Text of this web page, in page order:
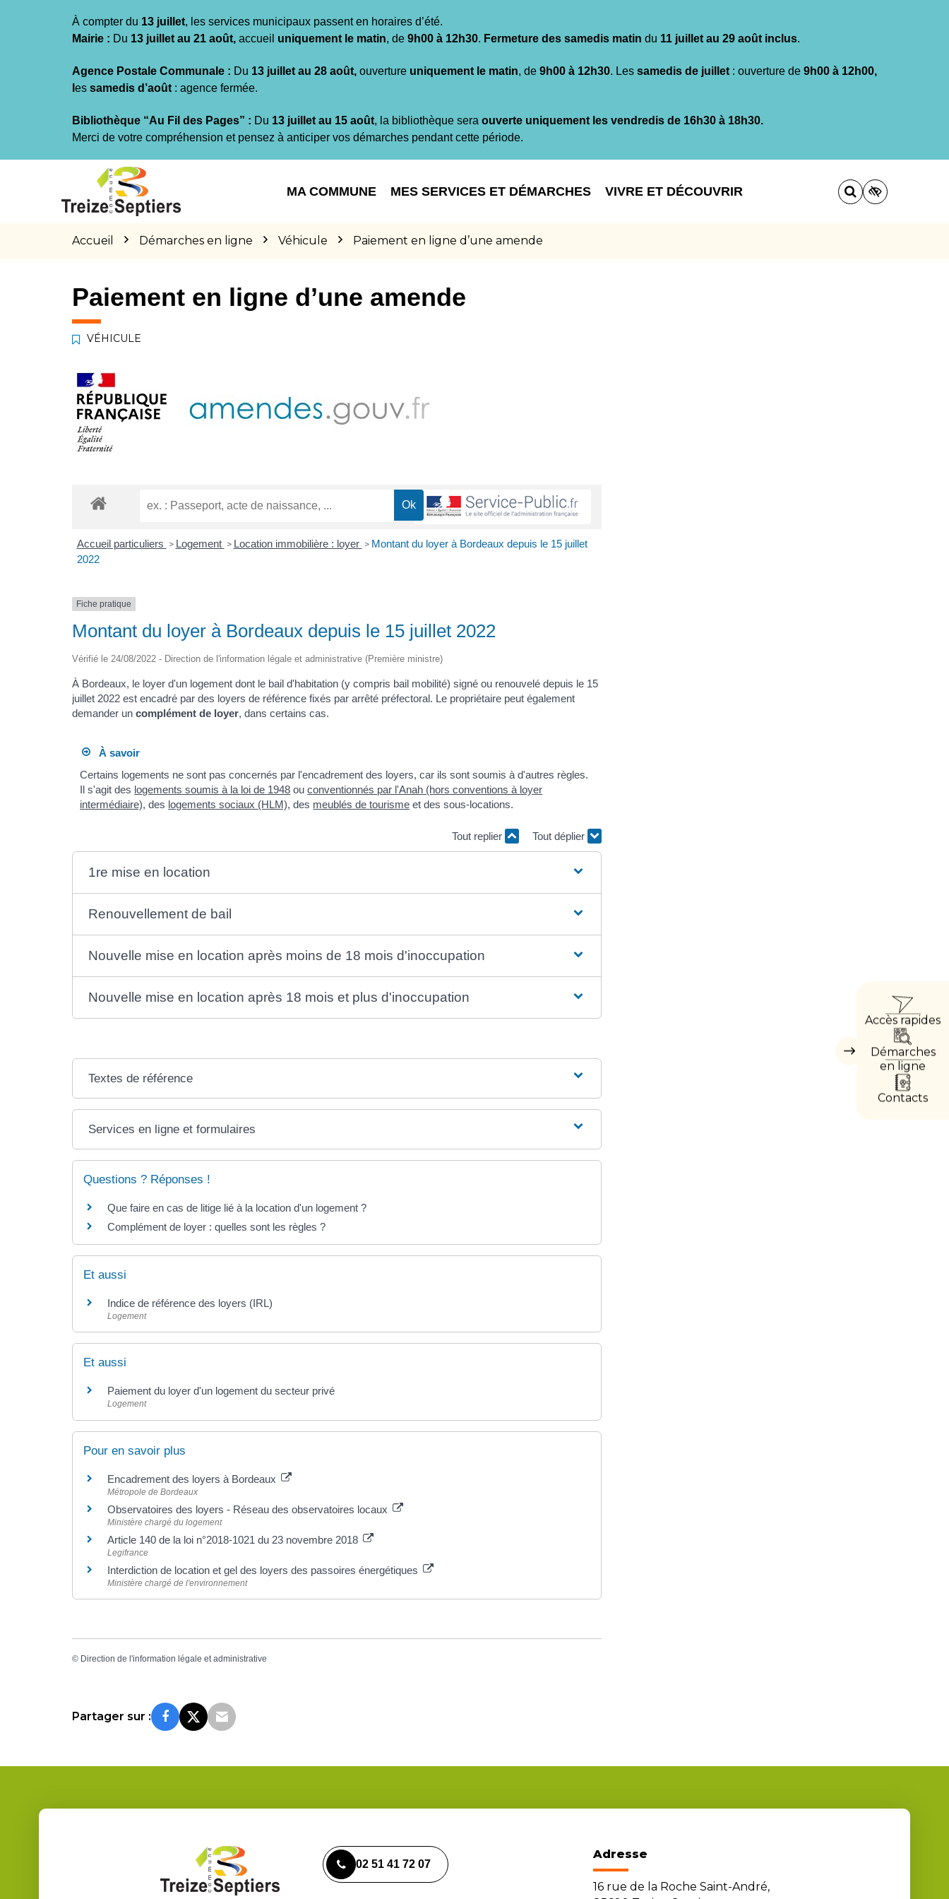
À compter du 13 juillet, les services municipaux passent en horaires d’été.
Mairie : Du 13 juillet au 21 août, accueil uniquement le matin, de 9h00 à 12h30. Fermeture des samedis matin du 11 juillet au 29 août inclus.
Agence Postale Communale : Du 13 juillet au 28 août, ouverture uniquement le matin, de 9h00 à 12h30. Les samedis de juillet : ouverture de 9h00 à 12h00,
es samedis d’août : agence fermée.
Bibliothèque “Au Fil des Pages” : Du 13 juillet au 15 août, la bibliothèque sera ouverte uniquement les vendredis de 16h30 à 18h30.
Merci de votre compréhension et pensez à anticiper vos démarches pendant cette période.
MA COMMUNE MES SERVICES ET DÉMARCHES VIVRE ET DÉCOUVRIR
Accueil Démarches en ligne Véhicule Paiement en ligne d’une amende
Masquer
Accès rapides
Démarches
en ligne
Contacts
Paiement en ligne d’une amende
VÉHICULE
Accueil particuliers > Logement > Location immobilière : loyer > Montant du loyer à Bordeaux depuis le 15 juillet
2022
Fiche pratique
Montant du loyer à Bordeaux depuis le 15 juillet 2022
Vérifié le 24/08/2022 - Direction de l'information légale et administrative (Première ministre)
À Bordeaux, le loyer d'un logement dont le bail d'habitation (y compris bail mobilité) signé ou renouvelé depuis le 15
juillet 2022 est encadré par des loyers de référence fixés par arrêté préfectoral. Le propriétaire peut également
demander un complément de loyer, dans certains cas.
À savoir
Certains logements ne sont pas concernés par l'encadrement des loyers, car ils sont soumis à d'autres règles.
Il s'agit des logements soumis à la loi de 1948 ouconventionnés par l'Anah (hors conventions à loyer
intermédiaire), des logements sociaux (HLM), des meublés de tourisme et des sous-locations.
Tout replier Tout déplier
1re mise en location
Renouvellement de bail
Nouvelle mise en location après moins de 18 mois d'inoccupation
Nouvelle mise en location après 18 mois et plus d'inoccupation
Textes de référence
Services en ligne et formulaires
Questions ? Réponses !
Que faire en cas de litige lié à la location d'un logement ?
Complément de loyer : quelles sont les règles ?
Et aussi
Indice de référence des loyers (IRL)
Logement
Et aussi
Paiement du loyer d'un logement du secteur privé
Logement
Pour en savoir plus
Encadrement des loyers à Bordeaux
Métropole de Bordeaux
Observatoires des loyers - Réseau des observatoires locaux
Ministère chargé du logement
Article 140 de la loi n°2018-1021 du 23 novembre 2018
Legifrance
Interdiction de location et gel des loyers des passoires énergétiques
Ministère chargé de l'environnement
© Direction de l'information légale et administrative
Partager sur :
02 51 41 72 07
Adresse
16 rue de la Roche Saint-André,